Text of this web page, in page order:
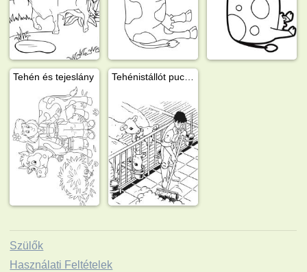
Tehén és tejeslány
Szülők
Használati Feltételek